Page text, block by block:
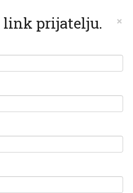
link prijatelju. ×